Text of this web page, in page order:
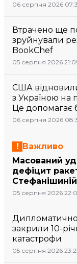
06 серпня 2026
Втрачено ще
зруйнували
BookChef
05 серпня 2026
США
з Україною на
Це допомагає
06 серпня 2026
Важливо
Масований
дефіцит
05 серпня 2026
закрили 10-
катастрофи
05 серпня 2026